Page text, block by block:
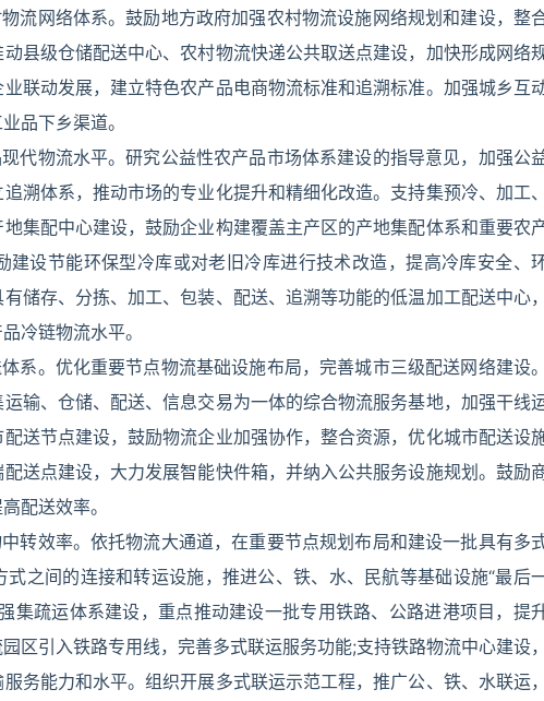
流网络体系。鼓励地方政府加强农村物流设施网络规划和建设，整
县级仓储配送中心、农村物流快递公共取送点建设，加快形成网络
联动发展，建立特色农产品电商物流标准和追溯标准。加强城乡互
品下乡渠道。
代物流水平。研究公益性农产品市场体系建设的指导意见，加强公
溯体系，推动市场的专业化提升和精细化改造。支持集预冷、加工、
集配中心建设，鼓励企业构建覆盖主产区的产地集配体系和重要农
建设节能环保型冷库或对老旧冷库进行技术改造，提高冷库安全、
储存、分拣、加工、包装、配送、追溯等功能的低温加工配送中心，
冷链物流水平。
系。优化重要节点物流基础设施布局，完善城市三级配送网络建设。
输、仓储、配送、信息交易为一体的综合物流服务基地，加强干线
送节点建设，鼓励物流企业加强协作，整合资源，优化城市配送设
送点建设，大力发展智能快件箱，并纳入公共服务设施规划。鼓励
配送效率。
转效率。依托物流大通道，在重要节点规划布局和建设一批具有多
之间的连接和转运设施，推进公、铁、水、民航等基础设施“最后
集疏运体系建设，重点推动建设一批专用铁路、公路进港项目，提
区引入铁路专用线，完善多式联运服务功能;支持铁路物流中心建设，
务能力和水平。组织开展多式联运示范工程，推广公、铁、水联运，